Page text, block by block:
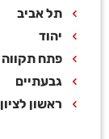
תל אביב
יהוד
פתח תקווה
גבעתיים
ראשון לציון